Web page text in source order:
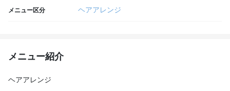
メニュー区分 ヘアアレンジ
メニュー紹介
ヘアアレンジ